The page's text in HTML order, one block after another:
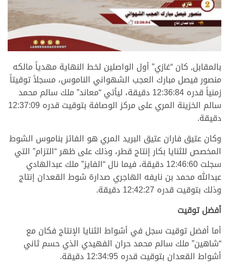
.
بالمقابل, كان “غازي” أول الواصلين لخط النهاية مهدياً مالكه
منصور فيصل مبارك العجب الشهواني الناموس، مسجلاً توقيتاً
زمنياً قدره 12:36:84 دقيقة، ليأتي “معاند” ملك سالم محمد
سالم الخزينة المري على مركز الوصافة بتوقيت قدره 12:37:09
دقيقة.
وكان عتيق فاران عتيق البريد المري هو الفائز بناموس الشوط
المخصص للثنايا بكار إنتاج قطر، وذلك على ظهر “التزام” التي
سجلت 12:46:60 دقيقة، فيما نال “الفايز” ملك عبدالهادي
عبدالله محمد بن نايفه الهاجري صدارة شوط القعدان إنتاج
وذلك بتوقيت قدره 12:42:27 دقيقة.
أفضل توقيت
أما أفضل توقيت سجل في أشواط الثنايا الإنتاج فكان مع
“شاهين” ملك سالم محمد حران الفهيدي الذي حسم ثاني
أشواط القعدان بتوقيت قدره 12:34:95 دقيقة.